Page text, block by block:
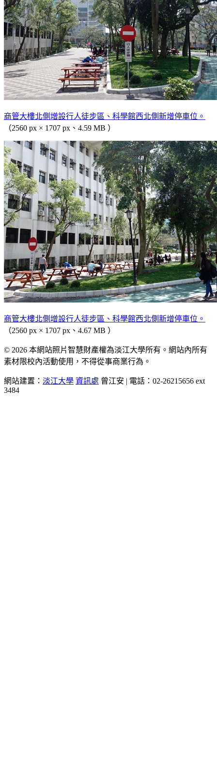
商管大樓北側增設行人徒步區、科學館西北側新增停車位。
（2560 px × 1707 px、4.59 MB ）
商管大樓北側增設行人徒步區、科學館西北側新增停車位。
（2560 px × 1707 px、4.67 MB ）
© 2026 本網站照片智慧財產權為淡江大學所有。網站內所有
素材限校內活動使用，不得從事商業行為。
網站建置： 淡江大學 資訊處 曾江安 | 電話：02-26215656 ext
3484